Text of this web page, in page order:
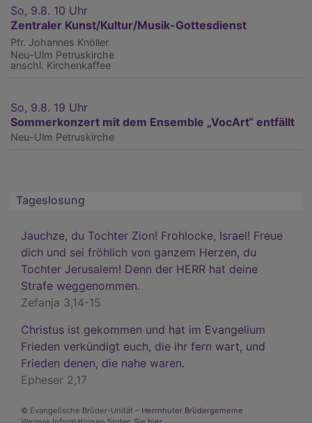
So, 9.8. 10 Uhr
Zentraler Kunst/Kultur/Musik-Gottesdienst
Pfr. Johannes Knöller
Neu-Ulm Petruskirche
anschl. Kirchenkaffee
So, 9.8. 19 Uhr
Sommerkonzert mit dem Ensemble „VocArt“ entfällt
Neu-Ulm Petruskirche
Tageslosung
Jauchze, du Tochter Zion! Frohlocke, Israel! Freue
dich und sei fröhlich von ganzem Herzen, du
Tochter Jerusalem! Denn der HERR hat deine
Strafe weggenommen.
Zefanja 3,14-15
Christus ist gekommen und hat im Evangelium
Frieden verkündigt euch, die ihr fern wart, und
Frieden denen, die nahe waren.
Epheser 2,17
© Evangelische Brüder-Unität – Herrnhuter Brüdergemeine